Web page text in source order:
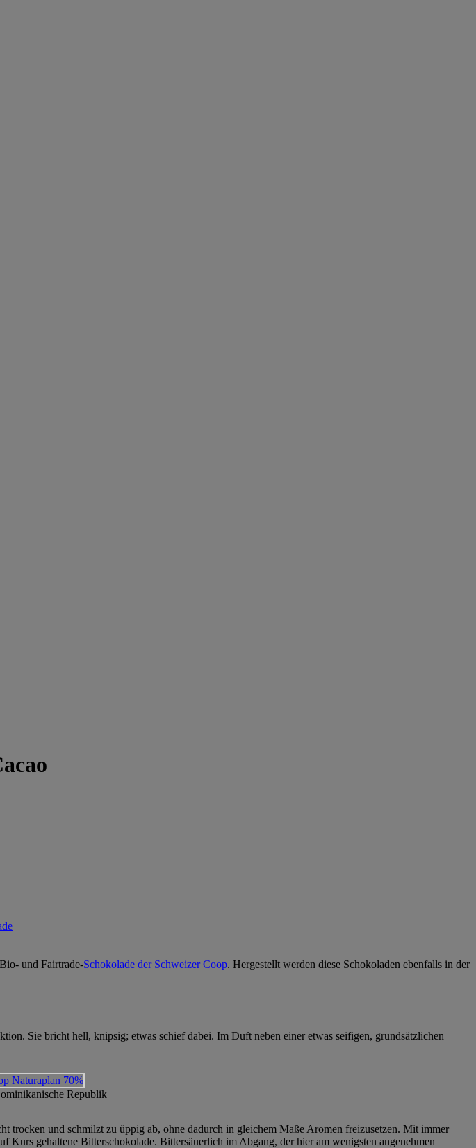
und Fairtrade-Schokolade der Schweizer Coop. Hergestellt werden diese Schokoladen ebenfalls in der
Sie bricht hell, knipsig; etwas schief dabei. Im Duft neben einer etwas seifigen, grundsätzlichen
Republik
und schmilzt zu üppig ab, ohne dadurch in gleichem Maße Aromen freizusetzen. Mit immer
gehaltene Bitterschokolade. Bittersäuerlich im Abgang, der hier am wenigsten angenehmen